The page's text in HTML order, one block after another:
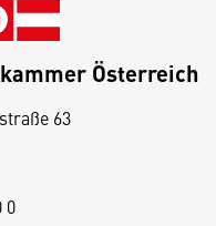
Österreich
63
0